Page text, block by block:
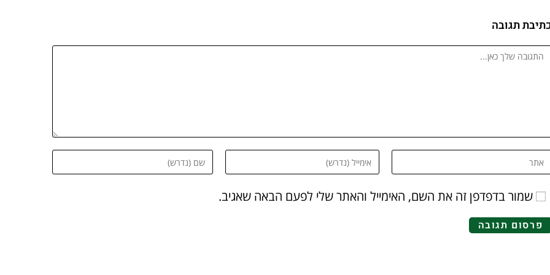
תגובה
שמור בדפדפן זה את השם, האימייל והאתר שלי לפעם הבאה שאגיב.